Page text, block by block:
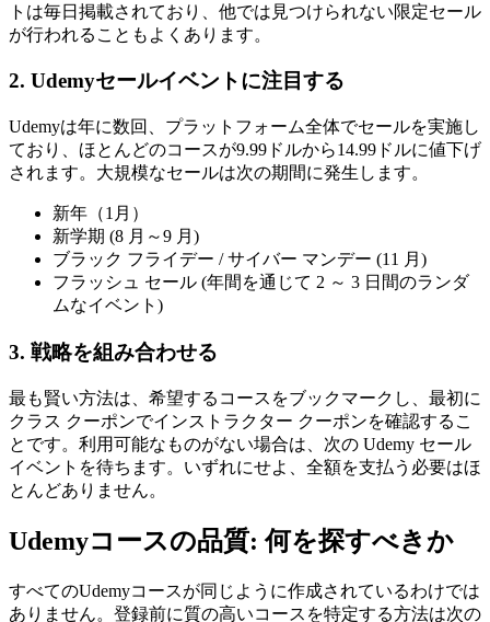
トは毎日掲載されており、他では見つけられない限定セール
が行われることもよくあります。
2. Udemyセールイベントに注目する
Udemyは年に数回、プラットフォーム全体でセールを実施し
ており、ほとんどのコースが9.99ドルから14.99ドルに値下げ
されます。大規模なセールは次の期間に発生します。
新年（1月）
新学期 (8 月～9 月)
ブラック フライデー / サイバー マンデー (11 月)
フラッシュ セール (年間を通じて 2 ～ 3 日間のランダ
ムなイベント)
3. 戦略を組み合わせる
最も賢い方法は、希望するコースをブックマークし、最初に
クラス クーポンでインストラクター クーポンを確認するこ
とです。利用可能なものがない場合は、次の Udemy セール
イベントを待ちます。いずれにせよ、全額を支払う必要はほ
とんどありません。
Udemyコースの品質: 何を探すべきか
すべてのUdemyコースが同じように作成されているわけでは
ありません。登録前に質の高いコースを特定する方法は次の